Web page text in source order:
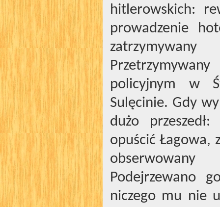
hitlerowskich:
prowadzenie
policyjnym w
Sulęcinie. Gdy
dużo
opuścić Łagowa,
Podejrzewano
niczego mu nie